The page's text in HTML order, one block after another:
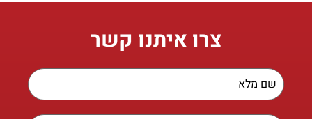
צרו איתנו קשר